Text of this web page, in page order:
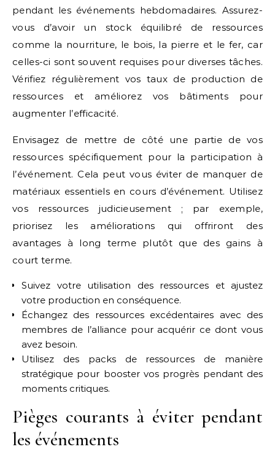
pendant les événements hebdomadaires. Assurez-
vous d’avoir un stock équilibré de ressources
comme la nourriture, le bois, la pierre et le fer, car
celles-ci sont souvent requises pour diverses tâches.
Vérifiez régulièrement vos taux de production de
ressources et améliorez vos bâtiments pour
augmenter l’efficacité.
Envisagez de mettre de côté une partie de vos
ressources spécifiquement pour la participation à
l’événement. Cela peut vous éviter de manquer de
matériaux essentiels en cours d’événement. Utilisez
vos ressources judicieusement ; par exemple,
priorisez les améliorations qui offriront des
avantages à long terme plutôt que des gains à
court terme.
Suivez votre utilisation des ressources et ajustez
votre production en conséquence.
Échangez des ressources excédentaires avec des
membres de l’alliance pour acquérir ce dont vous
avez besoin.
Utilisez des packs de ressources de manière
stratégique pour booster vos progrès pendant des
moments critiques.
Pièges courants à éviter pendant
les événements